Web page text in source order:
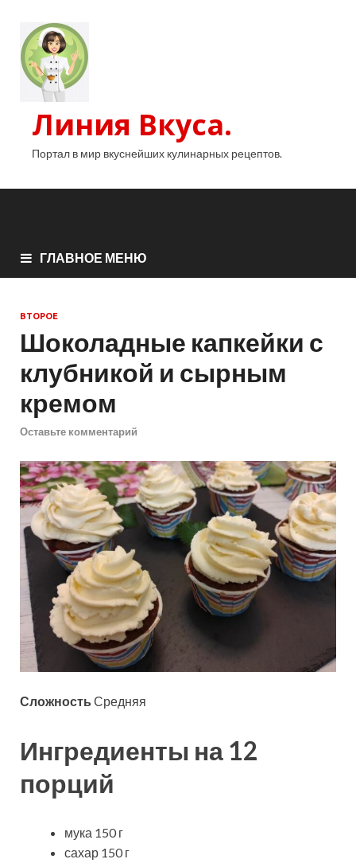
Линия Вкуса.
Портал в мир вкуснейших кулинарных рецептов.
ГЛАВНОЕ МЕНЮ
ВТОРОЕ
Шоколадные капкейки с
клубникой и сырным
кремом
Оставьте комментарий
Сложность Средняя
Ингредиенты на 12
порций
мука 150 г
сахар 150 г